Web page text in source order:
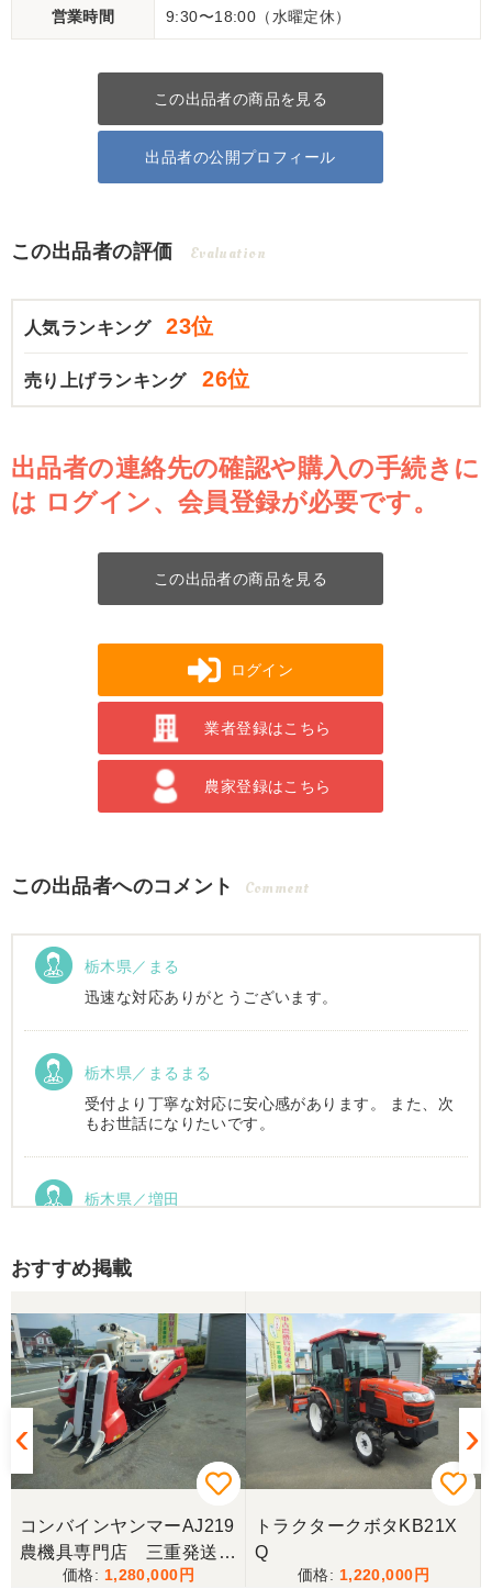
営業時間 9:30〜18:00（水曜定休）
この出品者の商品を見る
出品者の公開プロフィール
この出品者の評価 Evaluation
人気ランキング 23位
売り上げランキング 26位
出品者の連絡先の確認や購入の手続きに
は ログイン、会員登録が必要です。
この出品者の商品を見る
ログイン
業者登録はこちら
農家登録はこちら
この出品者へのコメント Comment
栃木県／まる
迅速な対応ありがとうございます。
栃木県／まるまる
受付より丁寧な対応に安心感があります。 また、次
もお世話になりたいです。
栃木県／増田
おすすめ掲載
コンバインヤンマーAJ219
農機具専門店 三重発送整
備済み
1,280,000
トラクタークボタKB21X
Q
1,220,000